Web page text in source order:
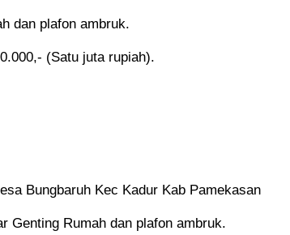
dan plafon ambruk.
(Satu juta rupiah).
Bungbaruh Kec Kadur Kab Pamekasan
Genting Rumah dan plafon ambruk.